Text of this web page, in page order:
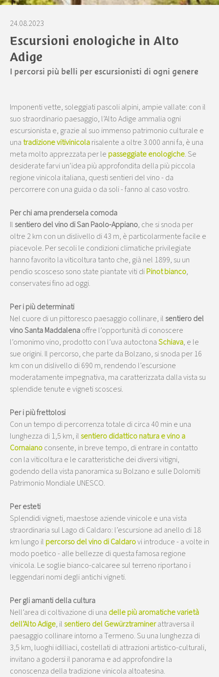
24.08.2023
Escursioni enologiche in Alto
Adige
I percorsi più belli per escursionisti di ogni genere
Imponenti vette, soleggiati pascoli alpini, ampie vallate: con il
suo straordinario paesaggio, l’Alto Adige ammalia ogni
escursionista e, grazie al suo immenso patrimonio culturale e
una tradizione vitivinicolarisalente a oltre 3.000 anni fa, è una
meta molto apprezzata per le passeggiate enologiche. Se
desiderate farvi un’idea più approfondita della più piccola
regione vinicola italiana, questi sentieri del vino - da
percorrere con una guida o da soli - fanno al caso vostro.
Per chi ama prendersela comoda
Ilsentiero del vino di San Paolo-Appiano, che si snoda per
oltre 2 km con un dislivello di 43 m, è particolarmente facile e
piacevole. Per secoli le condizioni climatiche privilegiate
hanno favorito la viticoltura tanto che, già nel 1899, su un
pendio scosceso sono state piantate viti diPinot bianco,
conservatesi fino ad oggi.
Per i più determinati
Nel cuore di un pittoresco paesaggio collinare, ilsentiero del
vino Santa Maddalenaoffre l’opportunità di conoscere
l’omonimo vino, prodotto con l’uva autoctonaSchiava, e le
sue origini. Il percorso, che parte da Bolzano, si snoda per 16
km con un dislivello di 690 m, rendendo l’escursione
moderatamente impegnativa, ma caratterizzata dalla vista su
splendide tenute e vigneti scoscesi.
Per i più frettolosi
Con un tempo di percorrenza totale di circa 40 min e una
lunghezza di 1,5 km, ilsentiero didattico natura e vino a
Cornaianoconsente, in breve tempo, di entrare in contatto
con la viticoltura e le caratteristiche dei diversi vitigni,
godendo della vista panoramica su Bolzano e sulle Dolomiti
Patrimonio Mondiale UNESCO.
Per esteti
Splendidi vigneti, maestose aziende vinicole e una vista
straordinaria sul Lago di Caldaro: l’escursione ad anello di 18
km lungo il percorso del vino di Caldarovi introduce - a volte in
modo poetico - alle bellezze di questa famosa regione
vinicola. Le soglie bianco-calcaree sul terreno riportano i
leggendari nomi degli antichi vigneti.
Per gli amanti della cultura
Nell’area di coltivazione di una delle più aromatiche varietà
dell’Alto Adige, ilsentiero del Gewürztraminerattraversa il
paesaggio collinare intorno a Termeno. Su una lunghezza di
3,5 km, luoghi idilliaci, costellati di attrazioni artistico-culturali,
invitano a godersi il panorama e ad approfondire la
conoscenza della tradizione vinicola altoatesina.